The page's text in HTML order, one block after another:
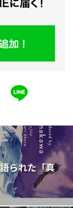
られた「真